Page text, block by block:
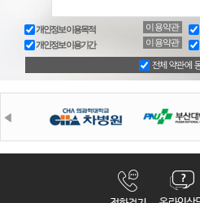
개인정보 이용목적 이용약관
개인정보 이용기간
이용약관
전체 약관에